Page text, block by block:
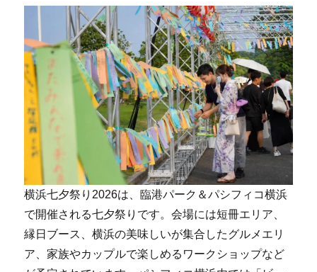
横浜七夕祭り2026は、臨港パーク＆パシフィコ横浜
で開催される七夕祭りです。会場には短冊エリア、
縁日ブース、横浜の美味しいが集合したグルメエリ
ア、家族やカップルで楽しめるワークショップなど